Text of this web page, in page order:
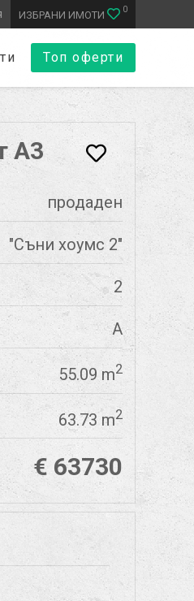
ИЗБРАНИ ИМОТИ 0
Топ оферти
А3
продаден
"Съни хоумс 2"
2
А
55.09 m2
63.73 m2
€ 63730